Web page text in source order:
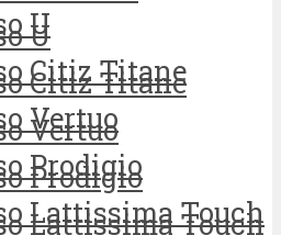
U
Citiz Titane
Vertuo
Prodigio
Lattissima Touch
U
Citiz Titane
Vertuo
Prodigio
Lattissima Touch